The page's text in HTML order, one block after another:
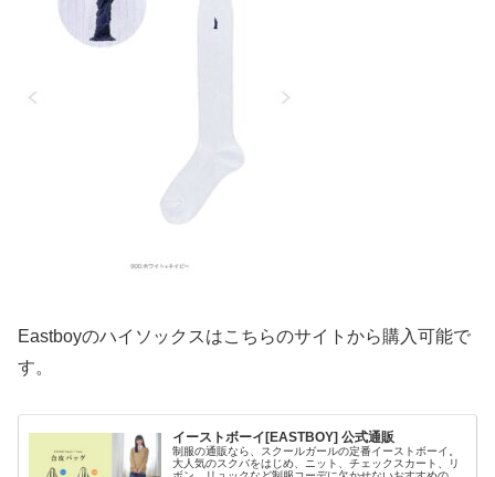
Eastboyのハイソックスはこちらのサイトから購入可能で
す。
イーストボーイ[EASTBOY] 公式通販
制服の通販なら、スクールガールの定番イーストボーイ。
大人気のスクバをはじめ、ニット、チェックスカート、リ